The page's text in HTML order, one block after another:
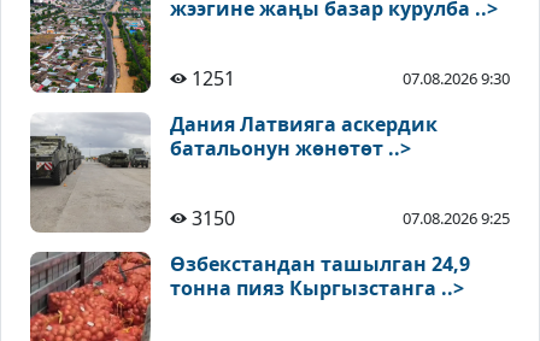
жээгине жаңы базар курулба ..>
1251 07.08.2026 9:30
Дания Латвияга аскердик
батальонун жөнөтөт ..>
3150 07.08.2026 9:25
Өзбекстандан ташылган 24,9
тонна пияз Кыргызстанга ..>